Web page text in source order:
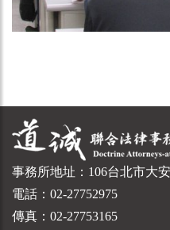
事務所地址：106台北市大
電話：02-27752975
傳真：02-27753165